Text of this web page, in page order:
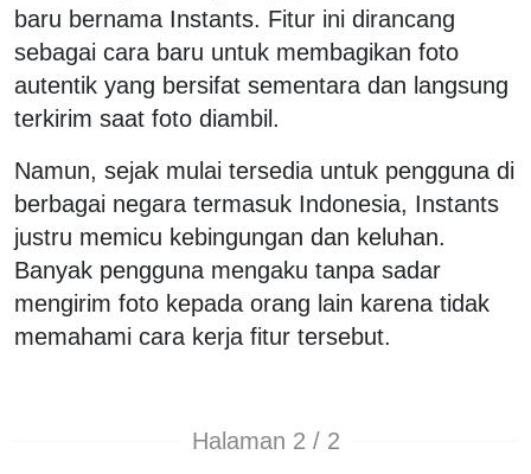
baru bernama Instants. Fitur ini dirancang
sebagai cara baru untuk membagikan foto
autentik yang bersifat sementara dan langsung
terkirim saat foto diambil.
Namun, sejak mulai tersedia untuk pengguna di
berbagai negara termasuk Indonesia, Instants
justru memicu kebingungan dan keluhan.
Banyak pengguna mengaku tanpa sadar
mengirim foto kepada orang lain karena tidak
memahami cara kerja fitur tersebut.
Halaman 2 / 2